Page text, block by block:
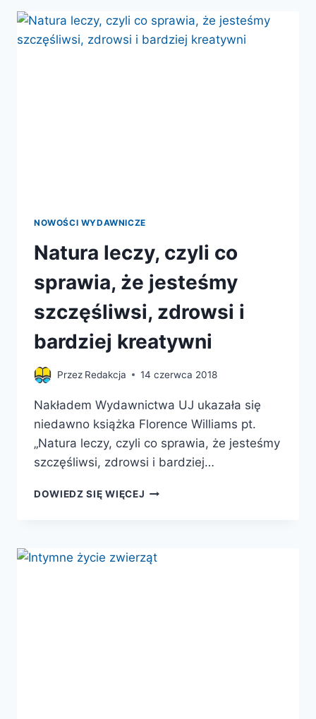
SOBIE
Z
NOWOŚCI WYDAWNICZE
Natura leczy, czyli co
sprawia, że jesteśmy
szczęśliwsi, zdrowsi i
bardziej kreatywni
Przez Redakcja 14 czerwca 2018
Nakładem Wydawnictwa UJ ukazała się
niedawno książka Florence Williams pt.
„Natura leczy, czyli co sprawia, że jesteśmy
szczęśliwsi, zdrowsi i bardziej…
DOWIEDZ SIĘ WIĘCEJ NATURA
ŻE